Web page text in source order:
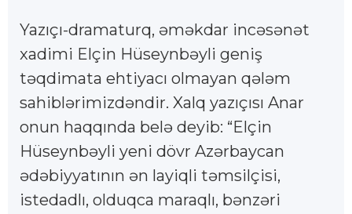
Yazıçı-dramaturq, əməkdar incəsənət
xadimi Elçin Hüseynbəyli geniş
təqdimata ehtiyacı olmayan qələm
sahiblərimizdəndir. Xalq yazıçısı Anar
onun haqqında belə deyib: “Elçin
Hüseynbəyli yeni dövr Azərbaycan
ədəbiyyatının ən layiqli təmsilçisi,
istedadlı, olduqca maraqlı, bənzəri